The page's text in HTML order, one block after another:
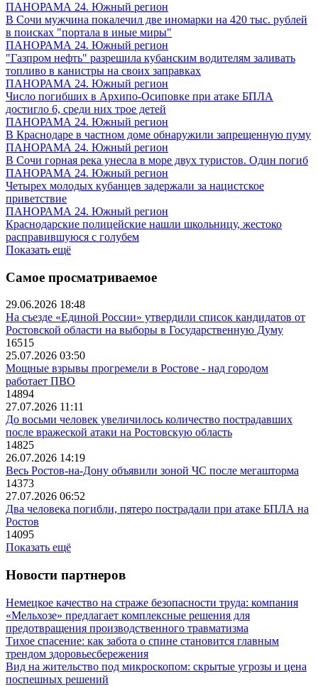
ПАНОРАМА 24. Южный регион
В Сочи мужчина покалечил две иномарки на 420 тыс. рублей
в поисках "портала в иные миры"
ПАНОРАМА 24. Южный регион
"Газпром нефть" разрешила кубанским водителям заливать
топливо в канистры на своих заправках
ПАНОРАМА 24. Южный регион
Число погибших в Архипо-Осиповке при атаке БПЛА
достигло 6, среди них трое детей
ПАНОРАМА 24. Южный регион
В Краснодаре в частном доме обнаружили запрещенную пуму
ПАНОРАМА 24. Южный регион
В Сочи горная река унесла в море двух туристов. Один погиб
ПАНОРАМА 24. Южный регион
Четырех молодых кубанцев задержали за нацистское
приветствие
ПАНОРАМА 24. Южный регион
Краснодарские полицейские нашли школьницу, жестоко
расправившуюся с голубем
Показать ещё
Самое просматриваемое
29.06.2026 18:48
На съезде «Единой России» утвердили список кандидатов от
Ростовской области на выборы в Государственную Думу
16515
25.07.2026 03:50
Мощные взрывы прогремели в Ростове - над городом
работает ПВО
14894
27.07.2026 11:11
До восьми человек увеличилось количество пострадавших
после вражеской атаки на Ростовскую область
14825
26.07.2026 14:19
Весь Ростов-на-Дону объявили зоной ЧС после мегашторма
14373
27.07.2026 06:52
Два человека погибли, пятеро пострадали при атаке БПЛА на
Ростов
14095
Показать ещё
Новости партнеров
Немецкое качество на страже безопасности труда: компания
«Мельхозе» предлагает комплексные решения для
предотвращения производственного травматизма
Тихое спасение: как забота о спине становится главным
трендом здоровьесбережения
Вид на жительство под микроскопом: скрытые угрозы и цена
поспешных решений